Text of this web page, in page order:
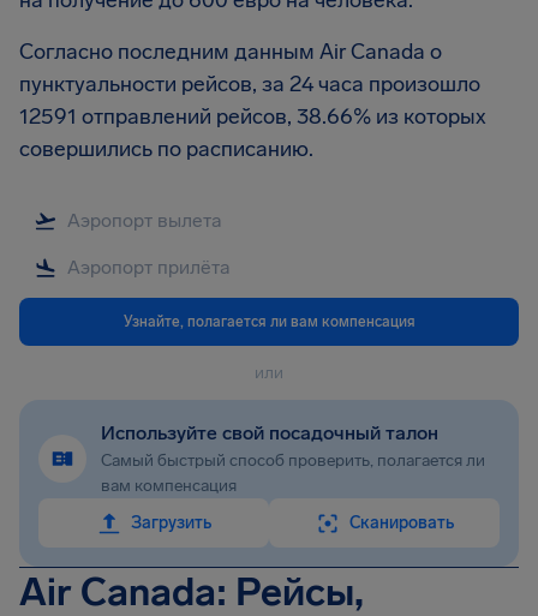
Согласно последним данным Air Canada о
пунктуальности рейсов, за 24 часа произошло
12591 отправлений рейсов, 38.66% из которых
совершились по расписанию.
Узнайте, полагается ли вам компенсация
или
Используйте свой посадочный талон
Самый быстрый способ проверить, полагается ли
вам компенсация
Загрузить
Сканировать
Air Canada: Рейсы,